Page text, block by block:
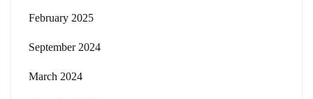
February 2025
September 2024
March 2024